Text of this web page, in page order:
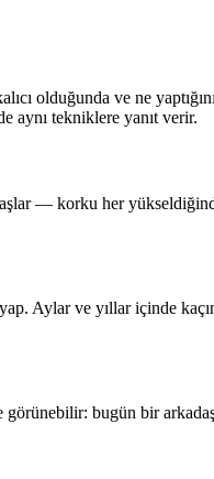
olduğunda ve ne
aynı tekniklere yanıt verir.
— korku her
Aylar ve yıllar içinde
bugün bir